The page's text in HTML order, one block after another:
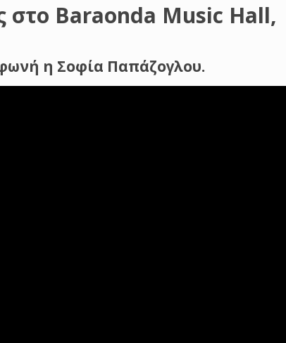
στο Baraonda Music Hall,
η Σοφία Παπάζογλου.